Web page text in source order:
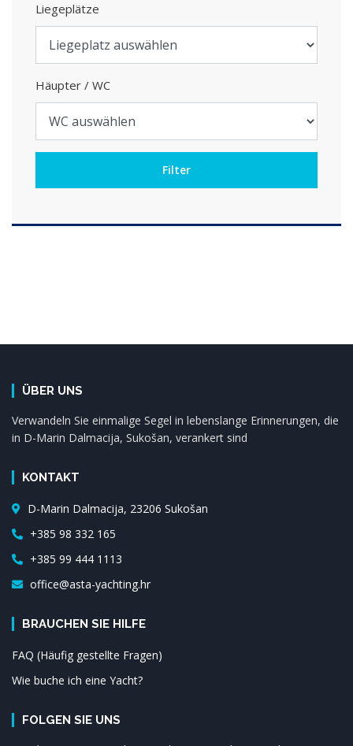
Liegeplätze
Häupter / WC
ÜBER UNS
Verwandeln Sie einmalige Segel in lebenslange Erinnerungen, die
in D-Marin Dalmacija, Sukošan, verankert sind
KONTAKT
D-Marin Dalmacija, 23206 Sukošan
+385 98 332 165
+385 99 444 1113
office@asta-yachting.hr
BRAUCHEN SIE HILFE
FAQ (Häufig gestellte Fragen)
Wie buche ich eine Yacht?
FOLGEN SIE UNS